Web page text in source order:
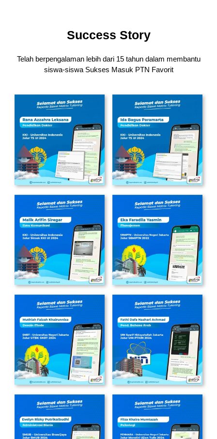
Success Story
Telah berpengalaman lebih dari 15 tahun dalam membantu
siswa-siswa Sukses Masuk PTN Favorit